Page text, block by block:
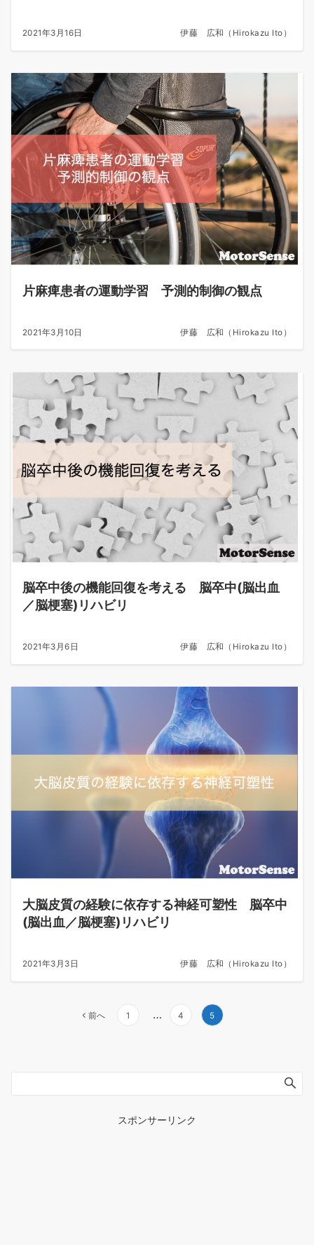
2021年3月16日 伊藤 広和（Hirokazu Ito）
片麻痺患者の運動学習 予測的制御の観点
2021年3月10日 伊藤 広和（Hirokazu Ito）
脳卒中後の機能回復を考える 脳卒中(脳出血
／脳梗塞)リハビリ
2021年3月6日 伊藤 広和（Hirokazu Ito）
大脳皮質の経験に依存する神経可塑性 脳卒中
(脳出血／脳梗塞)リハビリ
2021年3月3日 伊藤 広和（Hirokazu Ito）
ジ
前へ 1 … 4 5
スポンサーリンク